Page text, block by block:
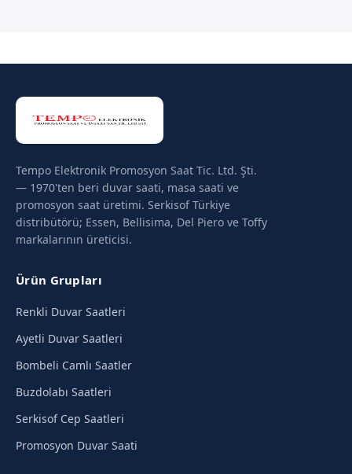
Tempo Elektronik Promosyon Saat Tic. Ltd. Şti.
— 1970'ten beri duvar saati, masa saati ve
promosyon saat üretimi. Serkisof Türkiye
distribütörü; Essen, Bellisima, Del Piero ve Toffy
markalarının üreticisi.
Ürün Grupları
Renkli Duvar Saatleri
Ayetli Duvar Saatleri
Bombeli Camlı Saatler
Buzdolabı Saatleri
Serkisof Cep Saatleri
Promosyon Duvar Saati